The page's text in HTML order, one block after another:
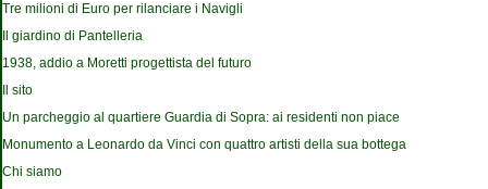
Tre milioni di Euro per rilanciare i Navigli
Il giardino di Pantelleria
1938, addio a Moretti progettista del futuro
Il sito
Un parcheggio al quartiere Guardia di Sopra: ai residenti non piace
Monumento a Leonardo da Vinci con quattro artisti della sua bottega
Chi siamo